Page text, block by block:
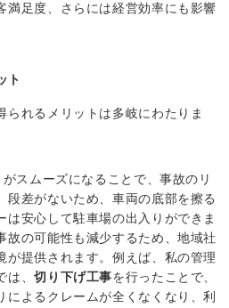
満足度、さらには経営効率にも影響
ト
られるメリットは多岐にわたりま
スムーズになることで、事故のリ
段差がないため、車両の底部を擦る
は安心して駐車場の出入りができま
故の可能性も減少するため、地域社
が提供されます。例えば、私の管理
は、切り下げ工事を行ったことで、
によるクレームが全くなくなり、利